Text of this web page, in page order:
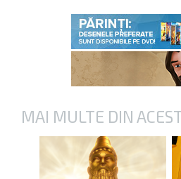
MAI MULTE DIN